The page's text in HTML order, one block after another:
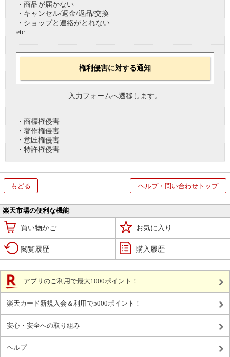
・商品が届かない
・キャンセル/返金/返品/交換
・ショップと連絡がとれない
etc.
権利侵害に対する通知
入力フォームへ遷移します。
・商標権侵害
・著作権侵害
・意匠権侵害
・特許権侵害
もどる ヘルプ・問い合わせトップ
楽天市場の便利な機能
買い物かご お気に入り
閲覧履歴 購入履歴
アプリのご利用で最大1000ポイント！
楽天カード新規入会＆利用で5000ポイント！
安心・安全への取り組み
ヘルプ